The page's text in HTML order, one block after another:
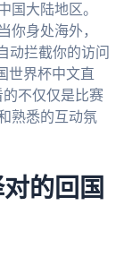
国大陆地区。
你身处海外，
动拦截你的访问
世界杯中文直
不仅仅是比赛
熟悉的互动氛
的回国